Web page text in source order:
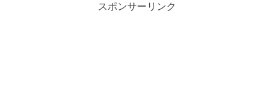
スポンサーリンク